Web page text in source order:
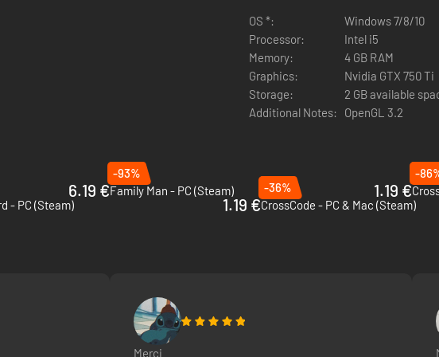
que vous verrez en chemin.
féroces avec l'arme de prédilection de John, qu'il s'agisse d'un lance-flammes,
étourdir avec l'explosion cinétique de Sam.
tête et traverser des donjons. Séparez vos deux personnages pour accéder à
OS *:
Windows 7/8/10
Processor:
Intel i5
Memory:
4 GB RAM
Graphics:
Nvidia GTX 750 Ti
Storage:
2 GB available
Additional Notes:
OpenGL 3.2
6.19 €
-93%
Family Man - PC (Steam)
1.19 €
-
- PC (Steam)
1.19 €
-36%
CrossCode - PC & Mac (Steam)
Merci